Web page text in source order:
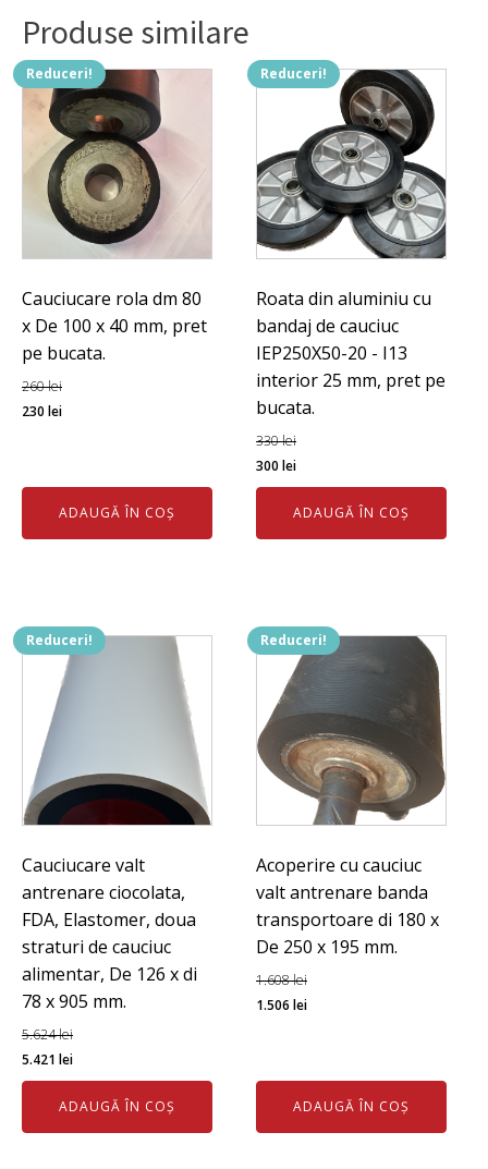
Produse similare
Reduceri!
Cauciucare rola dm 80
x De 100 x 40 mm, pret
pe bucata.
260lei
Prețul
fost:
260 lei.
230 leiPrețul
230 lei.
ADAUGĂ ÎN COȘ
Reduceri!
Roata din aluminiu cu
bandaj de cauciuc
IEP250X50-20 - I13
interior 25 mm, pret pe
bucata.
330lei
Prețul
inițial
fost:
300leiPrețul
curent
este:
300 lei.
ADAUGĂ ÎN COȘ
Reduceri!
Cauciucare valt
antrenare ciocolata,
FDA, Elastomer, doua
straturi de cauciuc
alimentar, De 126 x di
78 x 905 mm.
5.624lei
Prețul
inițial
fost:
5.421 leiPrețul
curent
este:
5.421 lei.
ADAUGĂ ÎN COȘ
Reduceri!
Acoperire cu cauciuc
valt antrenare banda
transportoare di 180 x
De 250 x 195 mm.
1.608lei
Prețul
fost:
1.608 lei.
1.506leiPrețul
1.506 lei.
ADAUGĂ ÎN COȘ